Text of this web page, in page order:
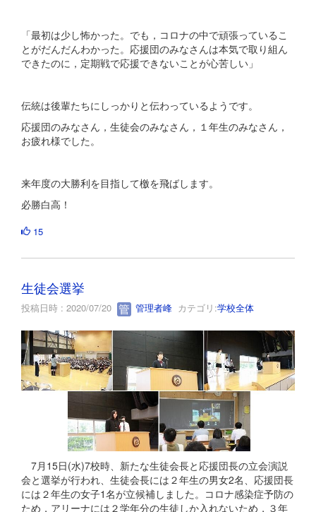
「最初は少し怖かった。でも，コロナの中で頑張っているこ
とがだんだんわかった。応援団のみなさんは本気で取り組ん
できたのに，定期戦で応援できないことが心苦しい」
伝統は後輩たちにしっかりと伝わっているようです。
応援団のみなさん，生徒会のみなさん，１年生のみなさん，
お疲れ様でした。
来年度の大勝利を目指して檄を飛ばします。
必勝白高！
15
生徒会選挙
投稿日時 : 2020/07/20 管理者峰 カテゴリ:学校全体
7月15日(水)7校時、新たな生徒会長と応援団長の立会演説
会と選挙が行われ、生徒会長には２年生の男女2名、応援団長
には２年生の女子1名が立候補しました。コロナ感染症予防の
ため，アリーナには２学年分の生徒しか入れないため，３年